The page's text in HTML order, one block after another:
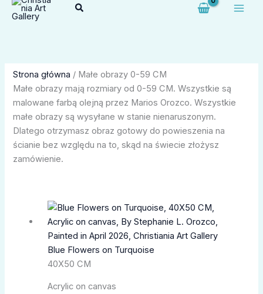
Szukaj
Strona główna / Małe obrazy 0-59 CM
Małe obrazy mają rozmiary od 0-59 CM. Wszystkie są
malowane farbą olejną przez Marios Orozco. Wszystkie
małe obrazy są wysyłane w stanie nienaruszonym.
Dlatego otrzymasz obraz gotowy do powieszenia na
ścianie bez względu na to, skąd na świecie złożysz
zamówienie.
Blue Flowers on Turquoise
40X50 CM
Acrylic on canvas